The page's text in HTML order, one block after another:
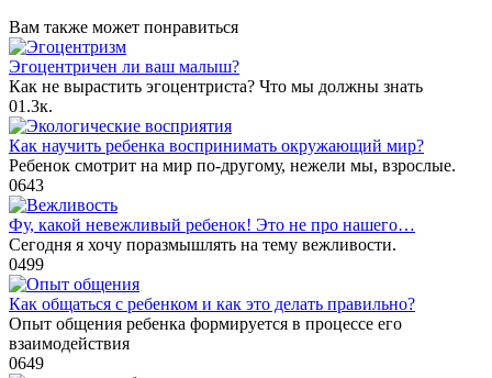
Вам также может понравиться
Эгоцентричен ли ваш малыш?
Как не вырастить эгоцентриста? Что мы должны знать
01.3к.
Как научить ребенка воспринимать окружающий мир?
Ребенок смотрит на мир по-другому, нежели мы, взрослые.
0643
Фу, какой невежливый ребенок! Это не про нашего…
Сегодня я хочу поразмышлять на тему вежливости.
0499
Как общаться с ребенком и как это делать правильно?
Опыт общения ребенка формируется в процессе его
взаимодействия
0649